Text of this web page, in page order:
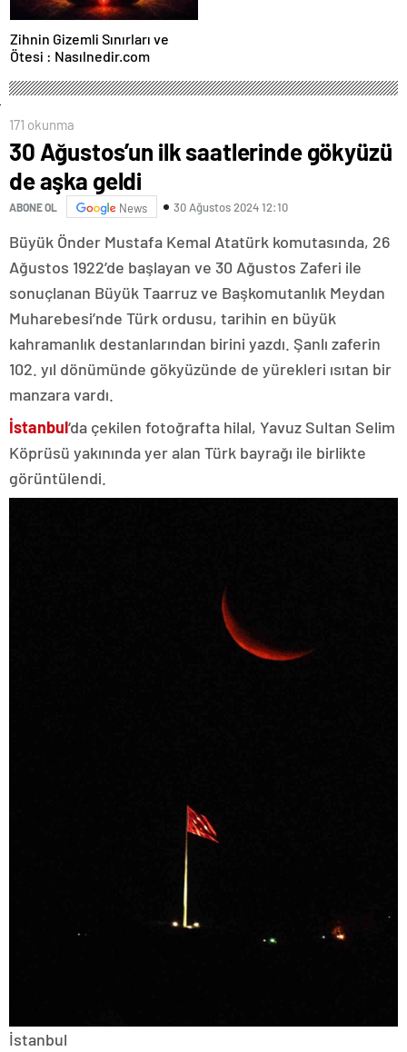
Zihnin Gizemli Sınırları ve
Ötesi : Nasılnedir.com
171 okunma
30 Ağustos’un ilk saatlerinde gökyüzü
de aşka geldi
ABONE OL News 30 Ağustos 2024 12:10
Büyük Önder Mustafa Kemal Atatürk komutasında, 26
Ağustos 1922’de başlayan ve 30 Ağustos Zaferi ile
sonuçlanan Büyük Taarruz ve Başkomutanlık Meydan
Muharebesi’nde Türk ordusu, tarihin en büyük
kahramanlık destanlarından birini yazdı. Şanlı zaferin
102. yıl dönümünde gökyüzünde de yürekleri ısıtan bir
manzara vardı.
İstanbul‘da çekilen fotoğrafta hilal, Yavuz Sultan Selim
Köprüsü yakınında yer alan Türk bayrağı ile birlikte
görüntülendi.
İstanbul